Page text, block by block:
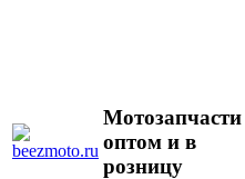
Мотозапчасти
оптом и в
розницу